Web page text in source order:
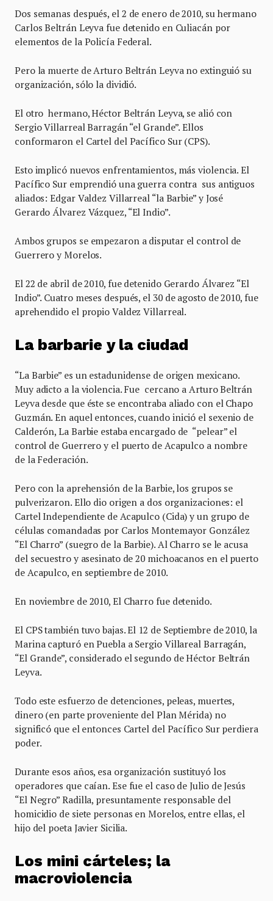
Dos semanas después, el 2 de enero de 2010, su hermano
Carlos Beltrán Leyva fue detenido en Culiacán por
elementos de la Policía Federal.
Pero la muerte de Arturo Beltrán Leyva no extinguió su
organización, sólo la dividió.
El otro hermano, Héctor Beltrán Leyva, se alió con
Sergio Villarreal Barragán “el Grande”. Ellos
conformaron el Cartel del Pacífico Sur (CPS).
Esto implicó nuevos enfrentamientos, más violencia. El
Pacífico Sur emprendió una guerra contra sus antiguos
aliados: Edgar Valdez Villarreal “la Barbie” y José
Gerardo Álvarez Vázquez, “El Indio”.
Ambos grupos se empezaron a disputar el control de
Guerrero y Morelos.
El 22 de abril de 2010, fue detenido Gerardo Álvarez “El
Indio”. Cuatro meses después, el 30 de agosto de 2010, fue
aprehendido el propio Valdez Villarreal.
La barbarie y la ciudad
“La Barbie” es un estadunidense de origen mexicano.
Muy adicto a la violencia. Fue cercano a Arturo Beltrán
Leyva desde que éste se encontraba aliado con el Chapo
Guzmán. En aquel entonces, cuando inició el sexenio de
Calderón, La Barbie estaba encargado de “pelear” el
control de Guerrero y el puerto de Acapulco a nombre
de la Federación.
Pero con la aprehensión de la Barbie, los grupos se
pulverizaron. Ello dio origen a dos organizaciones: el
Cartel Independiente de Acapulco (Cida) y un grupo de
células comandadas por Carlos Montemayor González
“El Charro” (suegro de la Barbie). Al Charro se le acusa
del secuestro y asesinato de 20 michoacanos en el puerto
de Acapulco, en septiembre de 2010.
En noviembre de 2010, El Charro fue detenido.
El CPS también tuvo bajas. El 12 de Septiembre de 2010, la
Marina capturó en Puebla a Sergio Villareal Barragán,
“El Grande”, considerado el segundo de Héctor Beltrán
Leyva.
Todo este esfuerzo de detenciones, peleas, muertes,
dinero (en parte proveniente del Plan Mérida) no
significó que el entonces Cartel del Pacífico Sur perdiera
poder.
Durante esos años, esa organización sustituyó los
operadores que caían. Ese fue el caso de Julio de Jesús
“El Negro” Radilla, presuntamente responsable del
homicidio de siete personas en Morelos, entre ellas, el
hijo del poeta Javier Sicilia.
Los mini cárteles; la
macroviolencia